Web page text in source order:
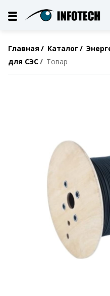
Главная Каталог
для СЭС
Товар